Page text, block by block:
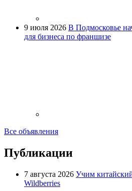
9 июля 2026 В Подмосковье
для бизнеса по франшизе
Все объявления
Публикации
7 августа 2026 Учим
Wildberries